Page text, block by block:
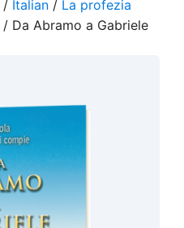
/ Italian / La profezia
/ Da Abramo a Gabriele